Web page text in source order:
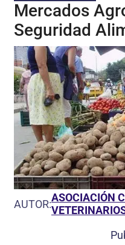
Mercados
Seguridad
AUTOR:ASOCIACIÓN